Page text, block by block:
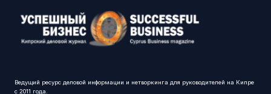
Ведущий ресурс деловой информации и нетворкинга для руководителей на Кипре
с 2011 года.